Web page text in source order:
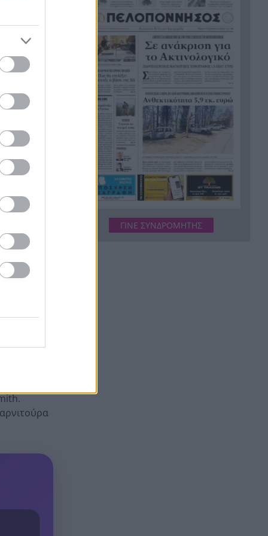
pg/mL
που
μια
η
για την
υγεία
τρόπο
ολοκληρώθηκαν οι παιδικές
κατασκηνώσεις του ΚΟΔΗΠ
στην Πάτρα
13:07 Δολοφόνησαν διεθνή
ποδοσφαιριστή στην
13:00
Σκιάθος: 39χρονη Βρετανίδα
κατανάλωσε αλκοόλ με την
ανήλικη κόρη της και
προκάλεσε επεισόδιο στο
Κέντρο Υγείας
12:54 Η Βόρεια Κορέα εξαπέλυσε
βλήμα προς τη θάλασσα της
Ιαπωνία, τι εξετάζεται
ΓΙΝΕ ΣΥΝΔΡΟΜΗΤΗΣ